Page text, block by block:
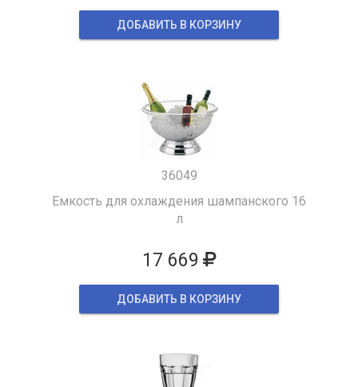
ДОБАВИТЬ В КОРЗИНУ
36049
Емкость для охлаждения шампанского 16
л
17 669
ДОБАВИТЬ В КОРЗИНУ